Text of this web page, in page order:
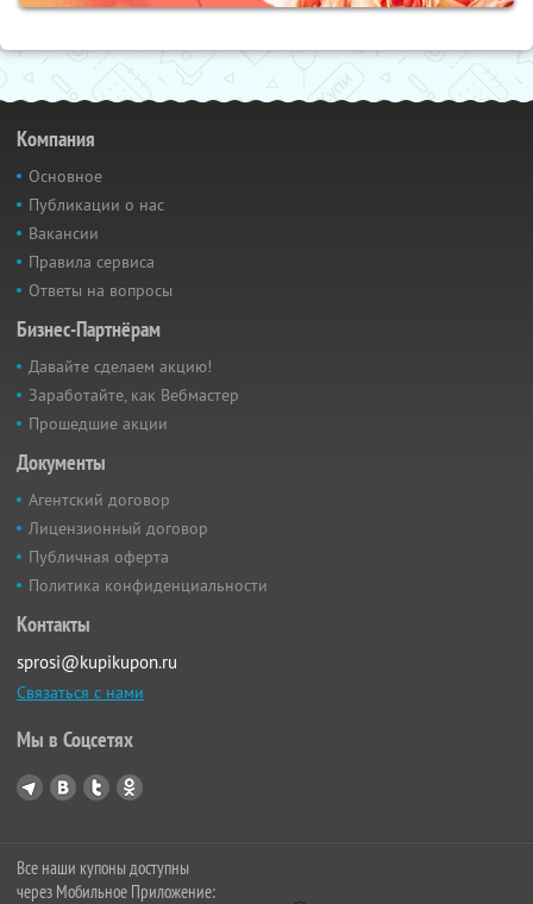
Компания
Основное
Публикации о нас
Вакансии
Правила сервиса
Ответы на вопросы
Бизнес-Партнёрам
Давайте сделаем акцию!
Заработайте, как Вебмастер
Прошедшие акции
Документы
Агентский договор
Лицензионный договор
Публичная оферта
Политика конфиденциальности
Контакты
sprosi@kupikupon.ru
Связаться с нами
Мы в Соцсетях
Все наши купоны доступны
через Мобильное Приложение: